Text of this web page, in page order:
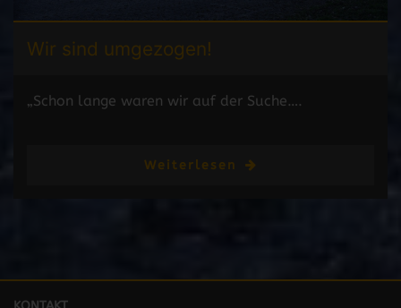
Wir sind umgezogen!
„Schon lange waren wir auf der Suche….
Weiterlesen